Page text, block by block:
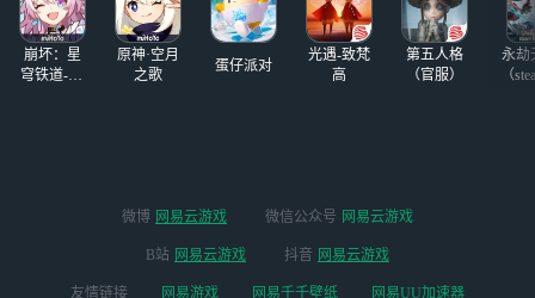
的裙摆，好像是心
情变粉色的那一
崩坏：星
穹铁道-4.4
原神·空月
之歌
蛋仔派对
光遇-致梵
高
第五人格
（官服）
永劫
（
微博 网易云游戏 微信公众号 网易云游戏
B站 网易云游戏 抖音 网易云游戏
友情链接 网易游戏 网易千千壁纸 网易UU加速器